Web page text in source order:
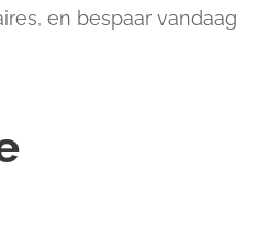
en bespaar vandaag